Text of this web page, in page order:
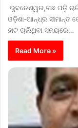
ଭୁବନେଶ୍ୱର,ଗଛ ପଡି଼
ଓଡ଼ିଶା-ଆନ୍ଧ୍ର ସୀମାନ୍ତ
ହାଟ ଚାଲିଥିବା ସମୟରେ…
Read More »